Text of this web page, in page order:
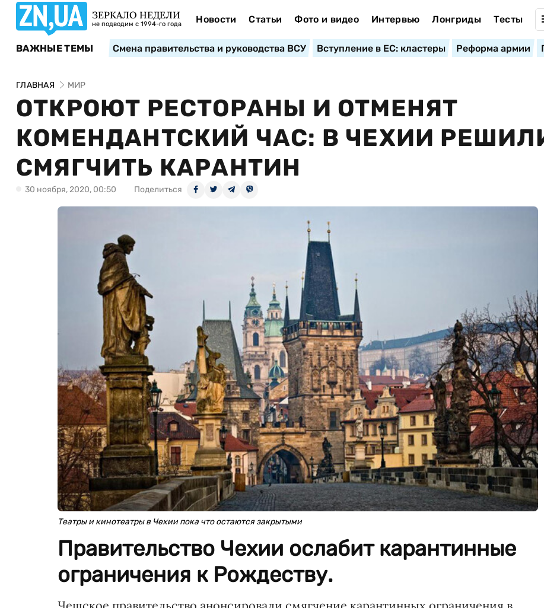
ЗЕРКАЛО НЕДЕЛИ
не подводим с 1994-го года Новости Статьи Фото и видео Интервью Лонгриды Тесты
ВАЖНЫЕ ТЕМЫ Смена правительства и руководства ВСУ Вступление в ЕС: кластеры Реформа армии
ГЛАВНАЯ МИР
ОТКРОЮТ РЕСТОРАНЫ И ОТМЕНЯТ
КОМЕНДАНТСКИЙ ЧАС: В ЧЕХИИ
СМЯГЧИТЬ КАРАНТИН
30 ноября, 2020, 00:50 Поделиться
Театры и кинотеатры в Чехии пока что остаются закрытыми
Правительство Чехии ослабит карантинные
ограничения к Рождеству.